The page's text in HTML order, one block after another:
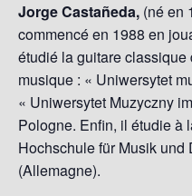
Jorge Castañeda, (né en
commencé en 1988 en
étudié la guitare
musique : « Uniwersytet
« Uniwersytet Muzyczny
Pologne. Enfin, il étudie à
Hochschule für Musik und
(Allemagne).